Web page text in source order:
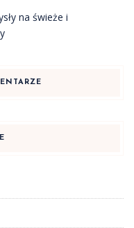
na świeże i